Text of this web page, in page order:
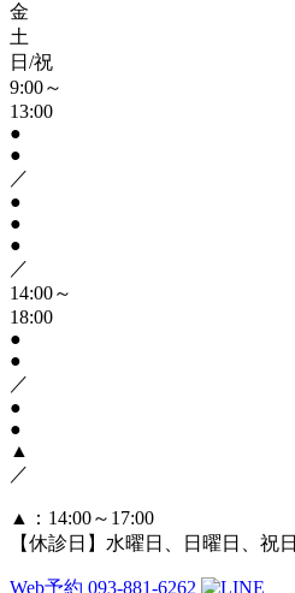
金
土
日/祝
9:00～
13:00
●
●
／
●
●
●
／
14:00～
18:00
●
●
／
●
●
▲
／
▲
：14:00～17:00
【休診日】水曜日、日曜日、祝日
Web予約 093-881-6262